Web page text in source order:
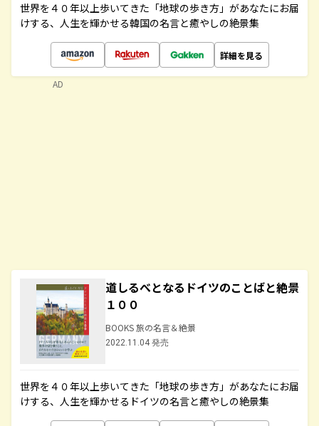
世界を４０年以上歩いてきた「地球の歩き方」があなたにお届
けする、人生を輝かせる韓国の名言と癒やしの絶景集
詳細を見る
道しるべとなるドイツのことばと絶景
１００
BOOKS 旅の名言＆絶景
2022.11.04 発売
世界を４０年以上歩いてきた「地球の歩き方」があなたにお届
けする、人生を輝かせるドイツの名言と癒やしの絶景集
AD